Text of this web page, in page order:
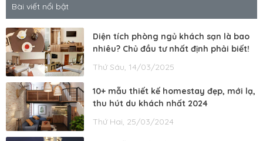
Bài viết nổi bật
Diện tích phòng ngủ khách sạn là bao
nhiêu? Chủ đầu tư nhất định phải biết!
Thứ Sáu, 14/03/2025
10+ mẫu thiết kế homestay đẹp, mới lạ,
thu hút du khách nhất 2024
Thứ Hai, 25/03/2024